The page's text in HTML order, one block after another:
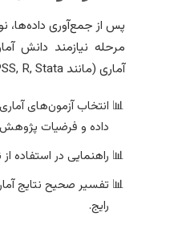
پس از جمع‌آوری داده‌ها،
مرحله نیازمند دانش
آماری (مانند SPSS, R, Stata) است. مشاور می‌تواند:
انتخاب آزمون‌های
داده و فرضیات
راهنمایی در استفاده از
تفسیر صحیح نتایج
رایج.